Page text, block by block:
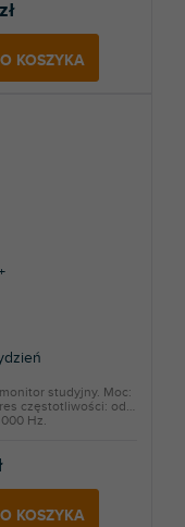
KOSZYKA
KOSZYKA
studyjny. Moc:
częstotliwości: od
Hz.